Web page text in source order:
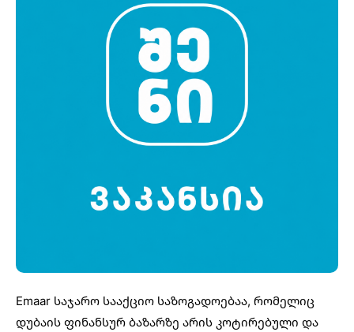
Emaar საჯარო სააქციო საზოგადოებაა, რომელიც
დუბაის ფინანსურ ბაზარზე არის კოტირებული და